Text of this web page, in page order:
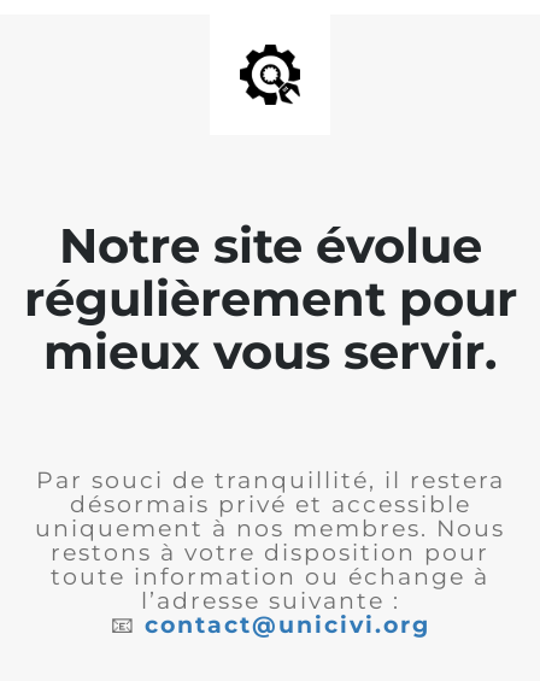
Notre site évolue
régulièrement pour
mieux vous servir.
Par souci de tranquillité, il restera
désormais privé et accessible
uniquement à nos membres. Nous
restons à votre disposition pour
toute information ou échange à
l’adresse suivante :
📧 contact@unicivi.org